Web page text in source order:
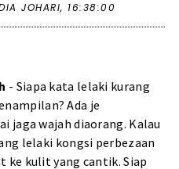
JOHARI, 16:38:00
- Siapa kata lelaki kurang
Ada je
jaga wajah diaorang. Kalau
lelaki kongsi perbezaan
ke kulit yang cantik. Siap